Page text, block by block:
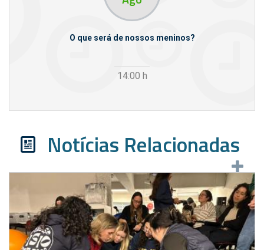
O que será de nossos meninos?
14:00 h
Notícias Relacionadas